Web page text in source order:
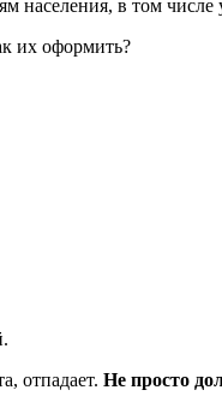
населения, в том
их оформить?
отпадает. Не просто